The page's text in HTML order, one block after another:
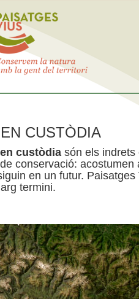
CUSTÒDIA
custòdia són els indrets
conservació:
en un futur.
termini.